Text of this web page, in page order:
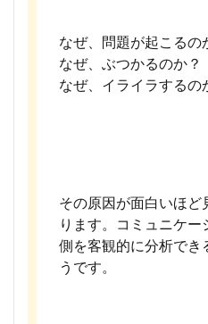
なぜ、問題が起こるの
なぜ、ぶつかるのか？
なぜ、イライラするの
その原因が面白いほど
ります。コミュニケ
側を客観的に分析でき
うです。